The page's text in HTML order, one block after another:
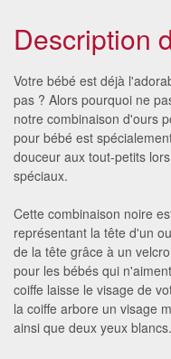
Description
Votre bébé est déjà
pas ? Alors pourquoi ne
notre combinaison d'ours
pour bébé est
douceur aux tout-petits
spéciaux.
Cette combinaison noire
représentant la tête d'un
de la tête grâce à un
pour les bébés qui
coiffe laisse le visage de
la coiffe arbore un visage
ainsi que deux yeux blancs.